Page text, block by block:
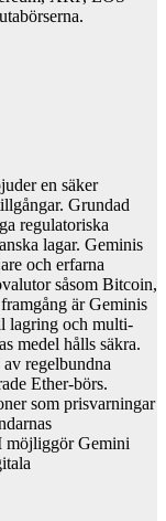
en säker
Grundad
regulatoriska
lagar. Geminis
och erfarna
såsom Bitcoin,
är Geminis
lagring och multi-
medel hålls säkra.
regelbundna
Ether-börs.
som prisvarningar
möjliggör Gemini